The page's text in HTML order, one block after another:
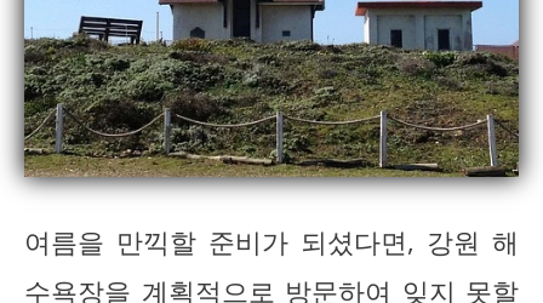
여름을 만끽할 준비가 되셨다면, 강원 해
수욕장을 계획적으로 방문하여 잊지 못할